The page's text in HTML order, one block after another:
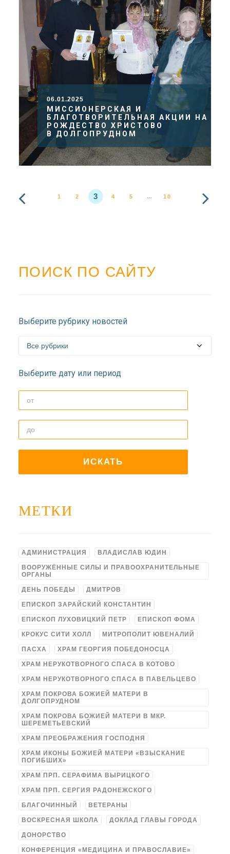
06.01.2025
МИССИОНЕРСКАЯ И
БЛАГОТВОРИТЕЛЬНАЯ АКЦИИ НА
РОЖДЕСТВО ХРИСТОВО
В ДОЛГОПРУДНОМ
1 2 3 4 5 … 10
ПОИСК ПО САЙТУ
Выберите рубрику новостей
Выберите дату или период
МЕТКИ
АДМИНИСТРАЦИЯ ВЛАДИСЛАВ ЮДИН
ВООРУЖЁННЫЕ СИЛЫ И ПРАВООХРАНИТЕЛЬНЫЕ
ОРГАНЫ
ДЕНЬ ПОБЕДЫ ДМИТРОВ
ЕПИСКОП ЗАРАЙСКИЙ КОНСТАНТИН
ЕПИСКОП ЛУХОВИЦКИЙ ПЕТР ЕПИСКОП ФОМА
КРОКУС СИТИ ХОЛЛ МИТРОПОЛИТ ЮВЕНАЛИЙ
ПАСХА ХРАМ ГЕОРГИЯ ПОБЕДОНОСЦА
ХРАМ НЕРУКОТВОРНОГО СПАСА В КОТОВО
ХРАМ НЕРУКОТВОРНОГО СПАСА В ПАВЕЛЬЦЕВО
ХРАМ ПОКРОВА БОЖИЕЙ МАТЕРИ В
ДОЛГОПРУДНОМ
ХРАМ ПОКРОВА БОЖИЕЙ МАТЕРИ В МКР.
ШЕРЕМЕТЬЕВСКИЙ
ХРАМ ПРЕОБРАЖЕНИЯ ГОСПОДНЯ
ХРАМ ИКОНЫ БОЖИЕЙ МАТЕРИ «ВЗЫСКАНИЕ
ПОГИБШИХ»
ХРАМ ПРП. СЕРАФИМА ВЫРИЦКОГО
ХРАМ ПРП. СЕРГИЯ РАДОНЕЖСКОГО
БЛАГОЧИННЫЙ ВЕТЕРАНЫ
ВОСКРЕСНАЯ ШКОЛА ДОКЛАД ГЛАВЫ ГОРОДА
ДОНОРСТВО
КОНФЕРЕНЦИЯ «МЕДИЦИНА И ПРАВОСЛАВИЕ»